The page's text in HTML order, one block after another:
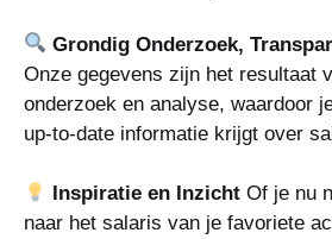
Grondig Onderzoek,
Onze gegevens zijn het resultaat
onderzoek en analyse, waardoor
up-to-date informatie krijgt over
Inspiratie en Inzicht Of je nu
naar het salaris van je favoriete